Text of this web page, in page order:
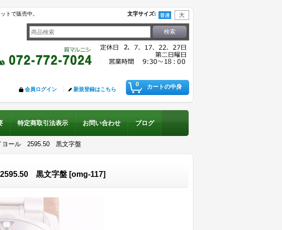
トで販売中。 文字サイズ:
0 カートの中身
会員ログイン 新規登録はこちら
特定商取引法表示 お問い合わせ ブログ
ール 2595.50 黒文字盤
黒文字盤 [omg-117]